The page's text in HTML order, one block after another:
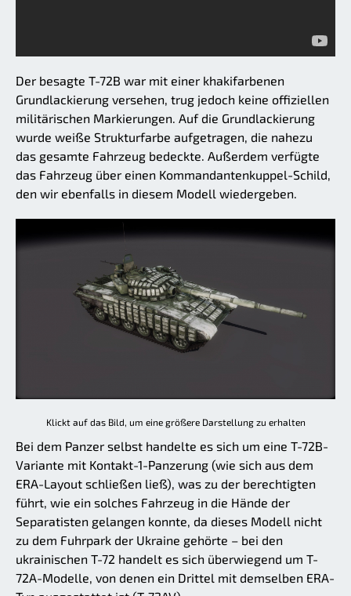
Der besagte T-72B war mit einer khakifarbenen
Grundlackierung versehen, trug jedoch keine offiziellen
militärischen Markierungen. Auf die Grundlackierung
wurde weiße Strukturfarbe aufgetragen, die nahezu
das gesamte Fahrzeug bedeckte. Außerdem verfügte
das Fahrzeug über einen Kommandantenkuppel-Schild,
den wir ebenfalls in diesem Modell wiedergeben.
Klickt auf das Bild, um eine größere Darstellung zu erhalten
Bei dem Panzer selbst handelte es sich um eine T-72B-
Variante mit Kontakt-1-Panzerung (wie sich aus dem
ERA-Layout schließen ließ), was zu der berechtigten
führt, wie ein solches Fahrzeug in die Hände der
Separatisten gelangen konnte, da dieses Modell nicht
zu dem Fuhrpark der Ukraine gehörte – bei den
ukrainischen T-72 handelt es sich überwiegend um T-
72A-Modelle, von denen ein Drittel mit demselben ERA-